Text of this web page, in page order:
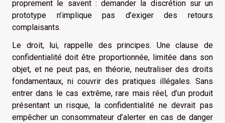
proprement le savent : demander la discrétion sur un
prototype n’implique pas d’exiger des retours
complaisants.
Le droit, lui, rappelle des principes. Une clause de
confidentialité doit être proportionnée, limitée dans son
objet, et ne peut pas, en théorie, neutraliser des droits
fondamentaux, ni couvrir des pratiques illégales. Sans
entrer dans le cas extrême, rare mais réel, d’un produit
présentant un risque, la confidentialité ne devrait pas
empêcher un consommateur d’alerter en cas de danger